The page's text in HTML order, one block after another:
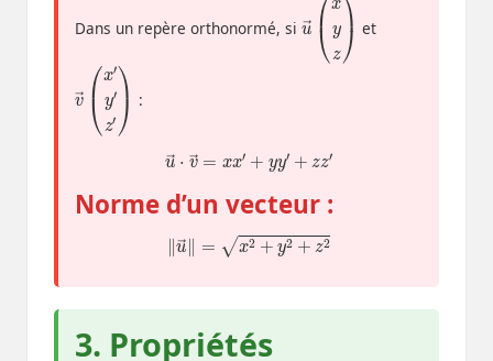
Dans un repère orthonormé, si
u → (x y
z)
et
v → (x y
′z )
:
u ⋅ x y
Norme d’un vecteur :
‖ u→ x2+y2+z2
3. Propriétés